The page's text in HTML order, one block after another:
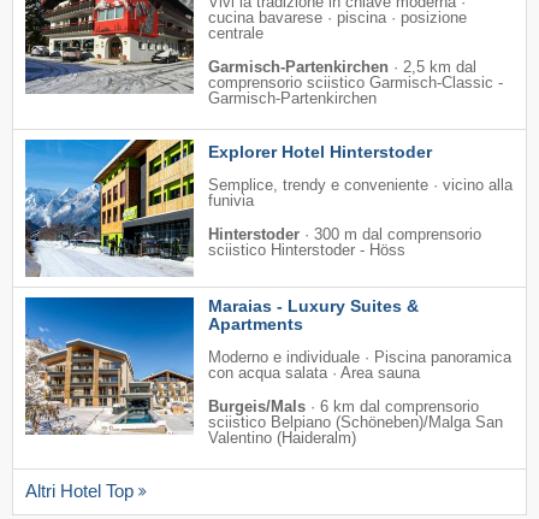
cucina bavarese · piscina · posizione
centrale
Garmisch-Partenkirchen · 2,5 km dal
comprensorio sciistico Garmisch-Classic -
Garmisch-Partenkirchen
Explorer Hotel Hinterstoder
Semplice, trendy e conveniente · vicino alla
funivia
Hinterstoder · 300 m dal comprensorio
sciistico Hinterstoder - Höss
Maraias - Luxury Suites &
Apartments
Moderno e individuale · Piscina panoramica
con acqua salata · Area sauna
Burgeis/Mals · 6 km dal comprensorio
sciistico Belpiano (Schöneben)/​Malga San
Valentino (Haideralm)
Altri Hotel Top